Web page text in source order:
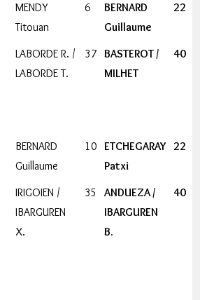
MENDY
Titouan
6
BERNARD
Guillaume
22
LABORDE R. /
LABORDE T.
37 BASTEROT /
MILHET
40
BERNARD
Guillaume
10 ETCHEGARAY
Patxi
22
IRIGOIEN /
IBARGUREN
X.
35
ANDUEZA /
IBARGUREN
B.
40